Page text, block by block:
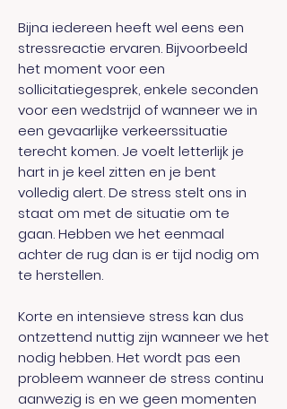
Bijna iedereen heeft wel eens een
stressreactie ervaren. Bijvoorbeeld
het moment voor een
sollicitatiegesprek, enkele seconden
voor een wedstrijd of wanneer we in
een gevaarlijke verkeerssituatie
terecht komen. Je voelt letterlijk je
hart in je keel zitten en je bent
volledig alert. De stress stelt ons in
staat om met de situatie om te
gaan. Hebben we het eenmaal
achter de rug dan is er tijd nodig om
te herstellen.
Korte en intensieve stress kan dus
ontzettend nuttig zijn wanneer we het
nodig hebben. Het wordt pas een
probleem wanneer de stress continu
aanwezig is en we geen momenten